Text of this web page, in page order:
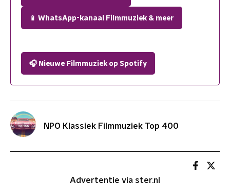
📱 WhatsApp-kanaal Filmmuziek & meer
🎧 Nieuwe Filmmuziek op Spotify
NPO Klassiek Filmmuziek Top 400
Advertentie via ster.nl